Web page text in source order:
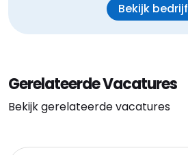
Bekijk bedrijf
Gerelateerde Vacatures
Bekijk gerelateerde vacatures